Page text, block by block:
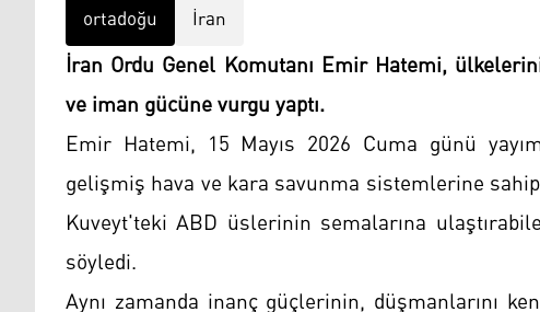
ortadoğu İran
İran Ordu Genel Komutanı Emir Hatemi,
ve iman gücüne vurgu yaptı.
Emir Hatemi, 15 Mayıs 2026 Cuma günü
gelişmiş hava ve kara savunma sistemlerine
Kuveyt'teki ABD üslerinin semalarına
söyledi.
Aynı zamanda inanç güçlerinin, düşmanlarını